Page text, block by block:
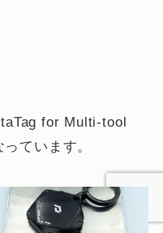
for Multi-tool
っています。